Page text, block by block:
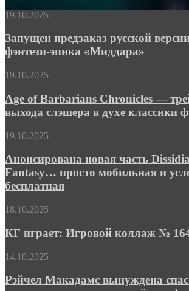
Запущен
русской
версии
настольного
эпика
19.10.2025
Запущен предзаказ русской
фэнтези-эпика «Миддара»
Age
Barbarians
Chronicles
—
и
выхода
слэшера
в
классики
жанра
19.10.2025
Age of Barbarians Chronicles —
выхода слэшера в духе классики
Анонсирована
часть
Dissidia
Final
Fantasy…
мобильная
условно-
19.10.2025
Анонсирована новая часть
Fantasy… просто мобильная и
бесплатная
КГ
Игровой
коллаж
№
164
18.10.2025
КГ играет: Игровой коллаж №
Рэйчел
вынуждена
14.10.2025
Рэйчел Макадамс вынуждена